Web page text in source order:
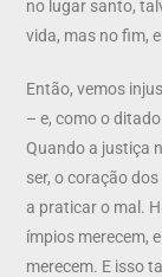
no lugar santo,
vida, mas no fim,
Então, vemos
– e, como o
Quando a justiça
ser, o coração
a praticar o mal.
ímpios merecem,
merecem. E isso